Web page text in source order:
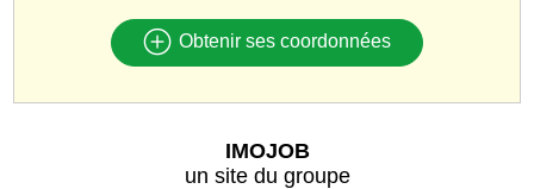
Obtenir ses coordonnées
IMOJOB
un site du groupe